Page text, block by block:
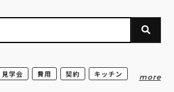
見学会 費用 契約 キッチン